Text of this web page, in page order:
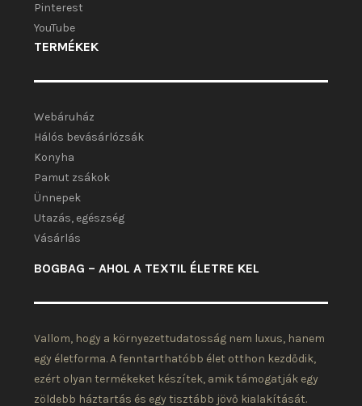
Pinterest
YouTube
TERMÉKEK
Webáruház
Hálós bevásárlózsák
Konyha
Pamut zsákok
Ünnepek
Utazás, egészség
Vásárlás
BOGBAG – AHOL A TEXTIL ÉLETRE KEL
Vallom, hogy a környezettudatosság nem luxus, hanem
egy életforma. A fenntarthatóbb élet otthon kezdődik,
ezért olyan termékeket készítek, amik támogatják egy
zöldebb háztartás és egy tisztább jövő kialakítását.